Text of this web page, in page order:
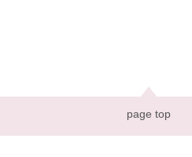
page top